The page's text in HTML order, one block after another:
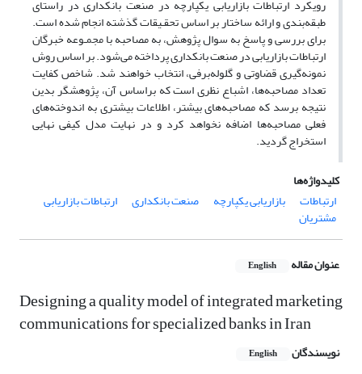
رویکرد ارتباطات بازاریابی یکپارچه در صنعت بانکداری در راستای
طبقه‌بندی و ارائه ساختار بر اساس تحقـیقات گذشته انجام شده است.
برای بررسی و پاسخ به سوال پژوهش، به مصاحبه‌ با مجمـوعه خبرگان
ارتباطات بازاریابی در صنعت بانکداری پرداخته می‌شود. بر اساس روش
نمونه‌گیری قضاوتی و گلوله‌برفی، انتخاب خواهند شد. شاخص کفایت
تعداد مصاحبه‌ها، اشباع نظری است که براساس آن، پژوهشگر بدین
نتیجه برسد که مصاحبه‌های بیشتر، اطلاعات بیشتری به اندوخته‌های
فعلی مصاحبه‌ها اضافه نخواهد کرد و در نهایت مدل کیفی نهایی
استخراج گردید.
کلیدواژه‌ها
ارتباطات
بازاریابی یکپارچه صنعت بانکداری ارتباطات بازاریابی
مشتریان
عنوان مقاله English
Designing a quality model of integrated marketing
communications for specialized banks in Iran
نویسندگان English